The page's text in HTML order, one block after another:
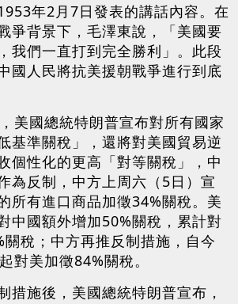
年2月7日發表的講話內容。在
爭背景下，毛澤東說，「美國要
我們一直打到完全勝利」。此段
國人民將抗美援朝戰爭進行到底
美國總統特朗普宣布對所有國家
基準關稅」，還將對美國貿易逆
個性化的更高「對等關稅」，中
為反制，中方上周六（5日）宣
所有進口商品加徵34%關稅。美
中國額外增加50%關稅，累計對
稅；中方再推反制措施，自今
對美加徵84%關稅。
措施後，美國總統特朗普宣布，